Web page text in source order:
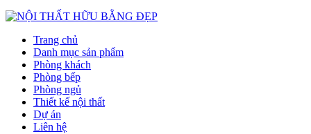
Trang chủ
Danh mục sản phẩm
Phòng khách
Phòng bếp
Phòng ngủ
Thiết kế nội thất
Dự án
Liên hệ